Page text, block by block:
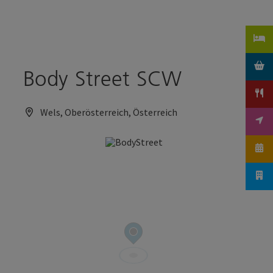
Body Street SCW
Wels, Oberösterreich, Österreich